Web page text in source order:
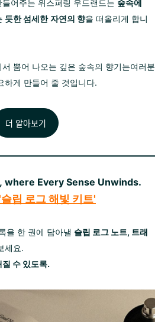
어주는 위스퍼링 우드랜드는 숲속에
듯한섬세한 자연의 향을 떠올리게 합니
뿜어 나오는 깊은 숲속의 향기는여러분
하게 만들어 줄 것입니다.
더 알아보기
where Every Sense Unwinds.
립 로그 해빛 키트'
을 한 권에 담아낼 슬립 로그 노트, 트래
세요.
수 있도록.